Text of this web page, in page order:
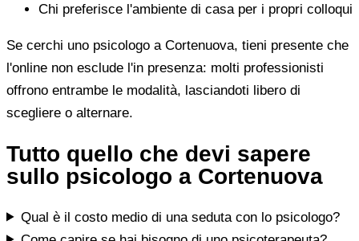
Chi preferisce l'ambiente di casa per i propri colloqui
Se cerchi uno psicologo a Cortenuova, tieni presente che
l'online non esclude l'in presenza: molti professionisti
offrono entrambe le modalità, lasciandoti libero di
scegliere o alternare.
Tutto quello che devi sapere
sullo psicologo a Cortenuova
Qual è il costo medio di una seduta con lo psicologo?